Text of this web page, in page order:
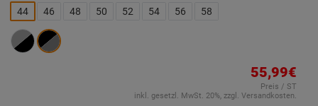
Link
auf
44 46 48 50 52 54 56 58
55,99€
Preis / ST
inkl. gesetzl. MwSt. 20%, zzgl. Versandkosten.